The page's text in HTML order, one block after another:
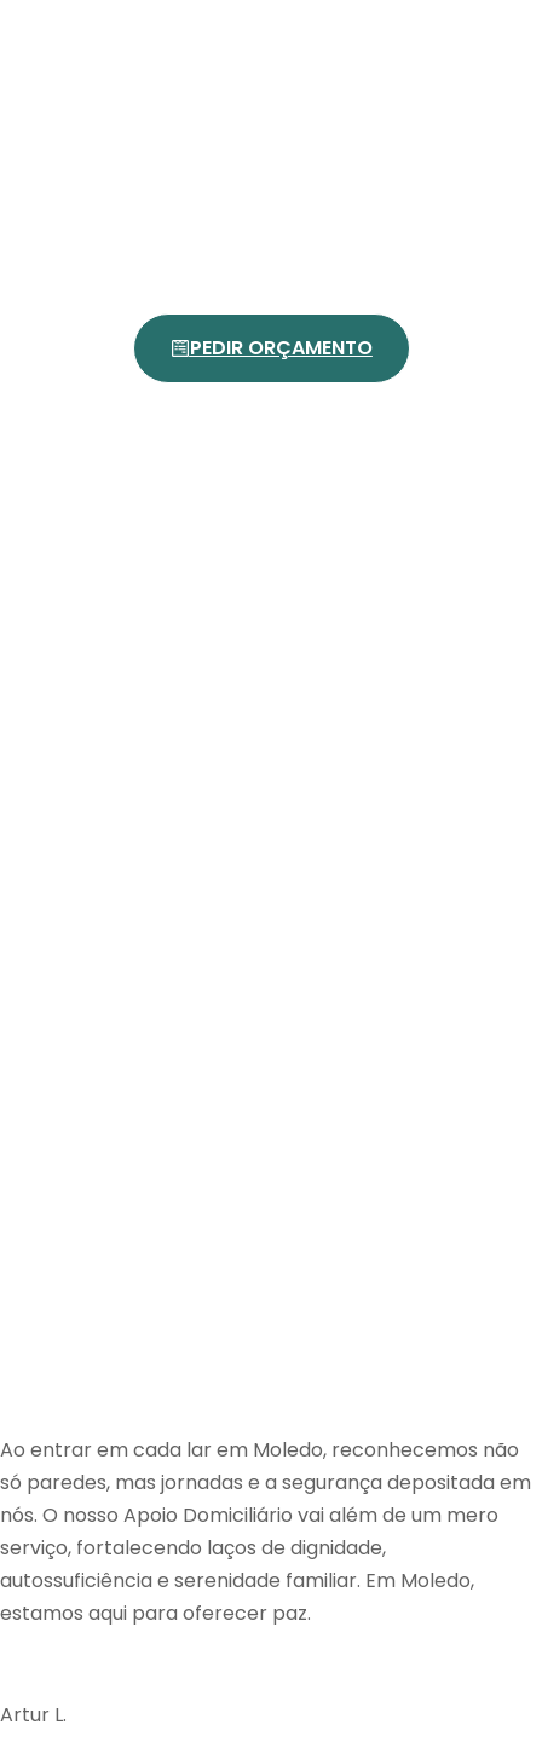
PEDIR ORÇAMENTO
Ao entrar em cada lar em Moledo, reconhecemos não
só paredes, mas jornadas e a segurança depositada em
nós. O nosso Apoio Domiciliário vai além de um mero
serviço, fortalecendo laços de dignidade,
autossuficiência e serenidade familiar. Em Moledo,
estamos aqui para oferecer paz.
Artur L.